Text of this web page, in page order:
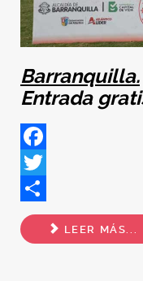
Barranquilla.
Entrada
Facebook
Twitter
Share
LEER MÁS...